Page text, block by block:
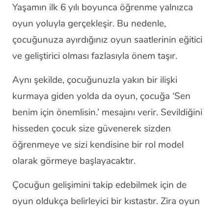
Yaşamın ilk 6 yılı boyunca öğrenme yalnızca
oyun yoluyla gerçekleşir. Bu nedenle,
çocuğunuza ayırdığınız oyun saatlerinin eğitici
ve geliştirici olması fazlasıyla önem taşır.
Aynı şekilde, çocuğunuzla yakın bir ilişki
kurmaya giden yolda da oyun, çocuğa ‘Sen
benim için önemlisin.’ mesajını verir. Sevildiğini
hisseden çocuk size güvenerek sizden
öğrenmeye ve sizi kendisine bir rol model
olarak görmeye başlayacaktır.
Çocuğun gelişimini takip edebilmek için de
oyun oldukça belirleyici bir kıstastır. Zira oyun